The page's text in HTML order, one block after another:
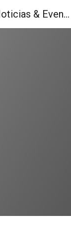
Cópia de Noticias & Eventos